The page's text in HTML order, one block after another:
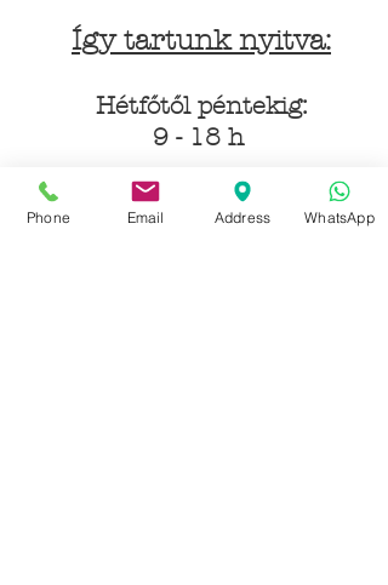
Így tartunk nyitva:
Hétfőtől péntekig:
9 - 18 h
Phone Email Address WhatsApp